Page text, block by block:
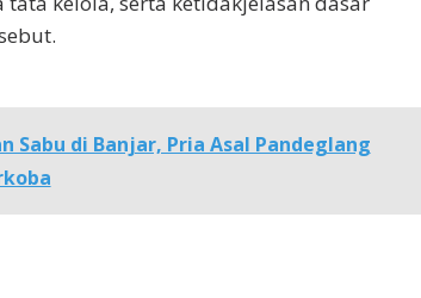
Sabu di Banjar, Pria Asal Pandeglang